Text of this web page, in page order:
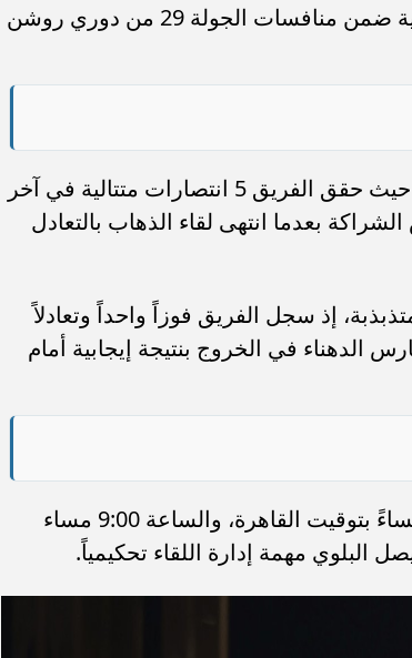
أرضية ملعب "الأول بارك"، وتأتي هذه المواجهة القوية ضمن منافسات الجولة 29 من دوري روشن
يدخل نادي النصر المباراة وهو في حالة فنية ممتازة، حيث حقق الفريق 5 انتصارات متتالية في آخر
بعدما انتهى لقاء الذهاب بالتعادل
إذ سجل الفريق فوزاً واحداً وتعادلاً
فارس الدهناء في الخروج بنتيجة إيجابية أمام
تنطلق صافرة بداية المباراة في تمام الساعة 8:00 مساءً بتوقيت القاهرة، والساعة 9:00 مساء
البلوي مهمة إدارة اللقاء تحكيمياً.